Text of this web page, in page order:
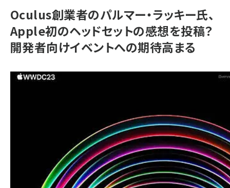
Oculus創業者のパルマー・ラッキー氏、
Apple初のヘッドセットの感想を投稿？
開発者向けイベントへの期待高まる